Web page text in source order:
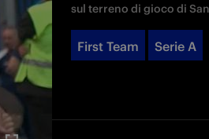
sul terreno di gioco di
First Team Serie A